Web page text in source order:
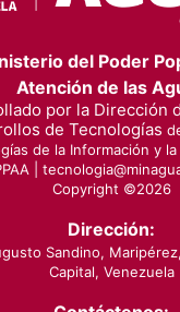
del Poder
Atención de las
por la Dirección
de Tecnologías
de la Información y
|
Copyright ©2026
Dirección:
Sandino,
Capital, Venezuela